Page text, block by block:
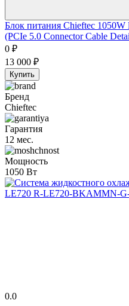
Блок питания Chieftec
(PCIe 5.0 Connector Cable
0 ₽
13 000 ₽
Купить
Бренд
Chieftec
Гарантия
12 мес.
Мощность
1050 Вт
0.0